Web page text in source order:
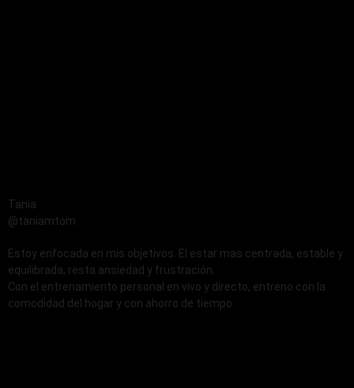
Tania
@taniamtom
Estoy enfocada en mis objetivos. El estar mas centrada, estable y
equilibrada, resta ansiedad y frustración.
Con el entrenamiento personal en vivo y directo, entreno con la
comodidad del hogar y con ahorro de tiempo.